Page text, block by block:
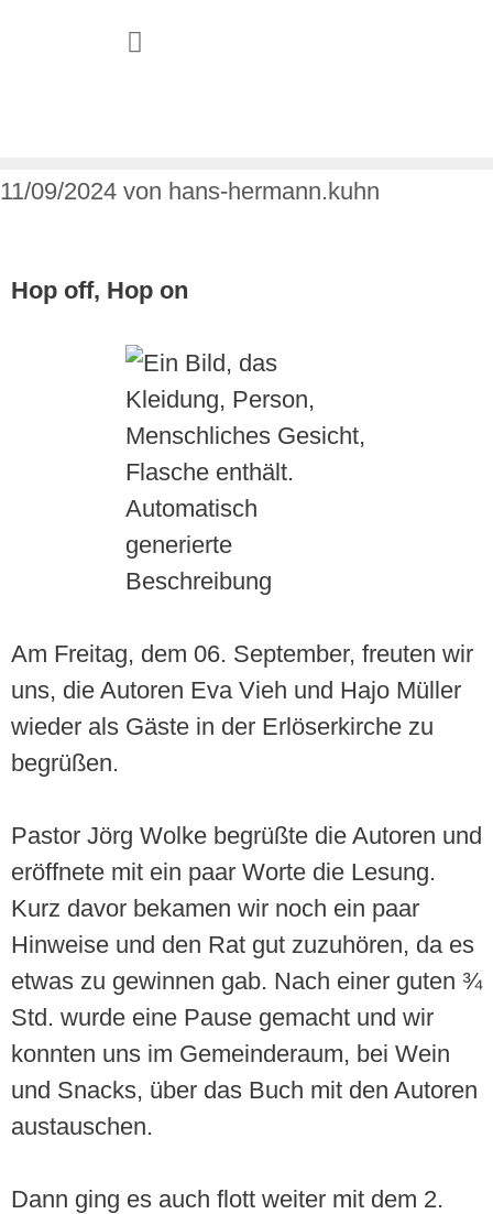
11/09/2024 von hans-hermann.kuhn
Hop off, Hop on
Am Freitag, dem 06. September, freuten wir
uns, die Autoren Eva Vieh und Hajo Müller
wieder als Gäste in der Erlöserkirche zu
begrüßen.
Pastor Jörg Wolke begrüßte die Autoren und
eröffnete mit ein paar Worte die Lesung.
Kurz davor bekamen wir noch ein paar
Hinweise und den Rat gut zuzuhören, da es
etwas zu gewinnen gab. Nach einer guten ¾
Std. wurde eine Pause gemacht und wir
konnten uns im Gemeinderaum, bei Wein
und Snacks, über das Buch mit den Autoren
austauschen.
Dann ging es auch flott weiter mit dem 2.